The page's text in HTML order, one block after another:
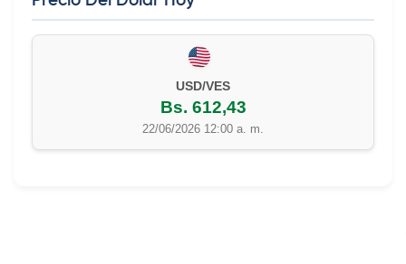
USD/VES
Bs. 612,43
22/06/2026 12:00 a. m.